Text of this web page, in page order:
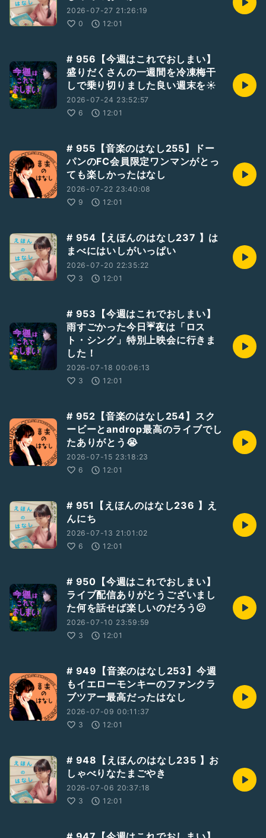
2026-07-27 21:26:19
0
12:01
# 956【今週はこれでおしまい】
盛りだくさんの一週間を冷凍梅干
しで乗り切りました良い週末を☀️
2026-07-24 23:52:57
6
12:01
# 955【音楽のはなし255】ドー
パンのFC会員限定ワンマンがとっ
ても楽しかったはなし
2026-07-22 23:40:08
9
12:01
# 954【えほんのはなし237 】は
まべにはいしがいっぱい
2026-07-20 22:35:22
3
12:01
# 953【今週はこれでおしまい】
雨すごかった今日☔夜は「ロス
ト・シング」特別上映会に行きま
した！
2026-07-18 00:06:13
3
12:01
# 952【音楽のはなし254】スク
ービーとandrop最高のライブでし
たありがとう😭
2026-07-15 23:18:23
6
12:01
# 951【えほんのはなし236 】え
んにち
2026-07-13 21:01:02
6
12:01
# 950【今週はこれでおしまい】
ライブ配信ありがとうございまし
た何を話せば楽しいのだろう😕
2026-07-10 23:59:59
3
12:01
# 949【音楽のはなし253】今週
もイエローモンキーのファンクラ
ブツアー最高だったはなし
2026-07-09 00:11:37
3
12:01
# 948【えほんのはなし235 】お
しゃべりなたまごやき
2026-07-06 20:37:18
3
12:01